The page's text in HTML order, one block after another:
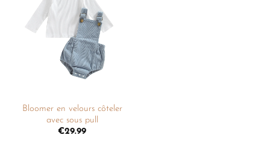
liste de
souhaits
Bloomer en velours côteler
avec sous pull
€29.99